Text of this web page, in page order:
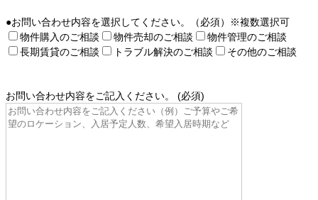
●お問い合わせ内容を選択してください。（必須）※複数選択可
物件購入のご相談
物件売却のご相談
物件管理のご相談
長期賃貸のご相談
トラブル解決のご相談 その他のご相談
お問い合わせ内容をご記入ください。 (必須)